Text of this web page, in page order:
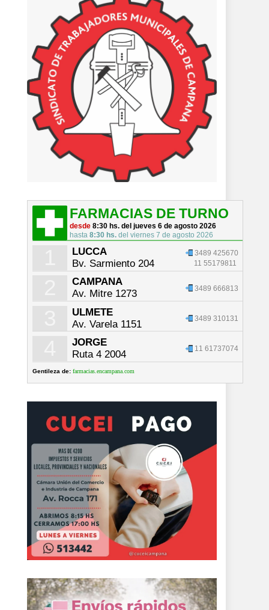
FARMACIAS DE TURNO
desde 8:30 hs. del jueves 6 de agosto 2026
hasta 8:30 hs.del viernes 7 de agosto 2026
LUCCA
Bv. Sarmiento 204
3489 425670
11 55179811
CAMPANA
Av. Mitre 1273
3489 666813
ULMETE
Av. Varela 1151
3489 310131
JORGE
Ruta 4 2004
11 61737074
Gentileza de: farmacias.encampana.com